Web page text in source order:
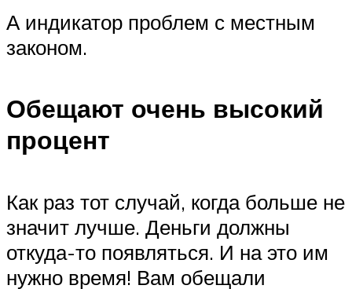
А индикатор проблем с местным
законом.
Обещают очень высокий
процент
Как раз тот случай, когда больше не
значит лучше. Деньги должны
откуда-то появляться. И на это им
нужно время! Вам обещали